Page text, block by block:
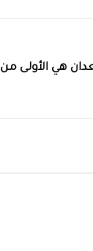
هي الأولى من